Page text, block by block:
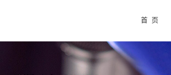
首 页